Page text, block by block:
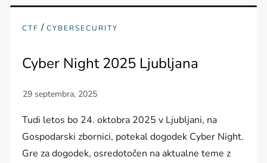
CTF /CYBERSECURITY
Cyber Night 2025 Ljubljana
Tudi letos bo 24. oktobra 2025 v Ljubljani, na
Gospodarski zbornici, potekal dogodek Cyber Night.
Gre za dogodek, osredotočen na aktualne teme z